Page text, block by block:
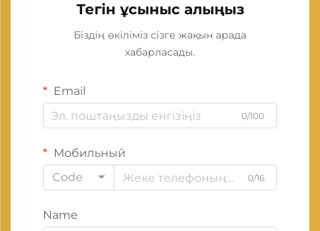
Тегін ұсыныс алыңыз
Біздің өкіліміз сізге жақын арада
хабарласады.
Email
0/100
Мобильный
Code
0/16
Name